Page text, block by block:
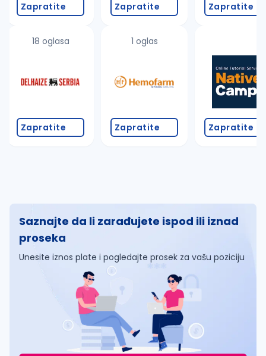
Zapratite
18 oglasa
Zapratite
Zapratite
1 oglas
Zapratite
Zapratite
Zapratite
Saznajte da li zarađujete ispod ili iznad
proseka
Unesite iznos plate i pogledajte prosek za vašu poziciju